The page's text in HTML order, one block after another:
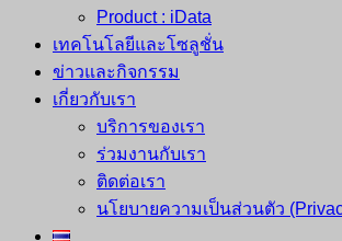
Product : iData
เทคโนโลยีและโซลูชั่น
ข่าวและกิจกรรม
เกี่ยวกับเรา
บริการของเรา
ร่วมงานกับเรา
ติดต่อเรา
นโยบายความเป็นส่วนตัว